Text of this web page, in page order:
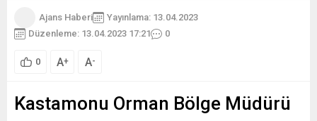
Ajans Haberi
Yayınlama: 13.04.2023
Düzenleme: 13.04.2023 17:21
0
0 A+ A-
Kastamonu Orman Bölge Müdürü